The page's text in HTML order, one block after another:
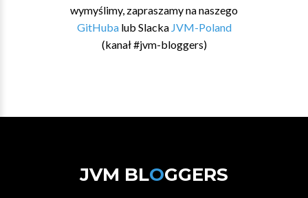
wymyślimy, zapraszamy na naszego
GitHubalub Slacka JVM-Poland
(kanał #jvm-bloggers)
JVM BLOGGERS